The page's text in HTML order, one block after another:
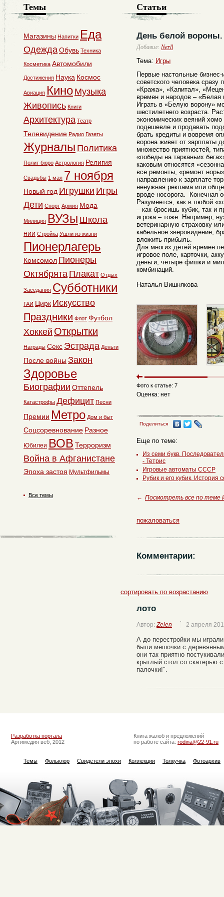
Статьи
День белой вороны.
Добавил: Nerll
Тема: Игры
Первые настольные
советского человека сразу
«Кража», «Капитал»,
времен и народов – «Белая
Играть в «Белую ворону»
шестилетнего возраста.
экономических веяний хомо
подешевле и продавать
брать кредиты и вовремя
ворона живет от зарплаты
множество приятностей,
«победы на тарканьих
каковым относятся
все ремонты, «ремонт
направлению к зарплате
ненужная реклама или
вроде носорога. Конечная
Разумеется, как в любой
– как бросишь кубик, так и
игрока – тоже. Например,
ветеринарную страховку
кабельное зверовидение,
вложить прибыль.
Для многих детей времен
игровое поле, карточки,
деньги, четыре фишки и
комбинаций.
Наталья Вишнякова
Фото к статье: 7
Оценка: нет
Поделиться
Еще по теме:
Из семи букв.
- Тетрис
Игровые автоматы СССР
Рубик и его кубик. История
← Посмотреть все по теме
пожаловаться
Комментарии:
сортировать по возрастанию
лото
Автор:Zelen 2 апреля
А до перестройки мы
были мешочки с
они так приятно
крыглый стол со скатерью
палочки!".
Темы
Магазины Напитки Еда
ОдеждаОбувь Техника
Косметика Автомобили
Достижения Наука Космос
Авиация Кино Музыка
Живопись Книги
Архитектура Театр
Телевидение Радио Газеты
Журналы Политика
Полит бюро Астрология Религия
Свадьбы 1 мая 7 ноября
Новый год Игрушки Игры
Дети Спорт Армия Мода
Милиция ВУЗы Школа
НИИ Стройка Ушли из жизни
Пионерлагерь
Комсомол Пионеры
Октябрята Плакат Отдых
Заседания Субботники
ГАИ Цирк Искусство
Праздники Флот Футбол
Хоккей Открытки
Награды Секс Эстрада Деньги
После войны Закон
Здоровье
Биографии Оттепель
Катастрофы Дефицит Песни
Премии Метро Дом и быт
Соцсоревнование Разное
Юбилеи ВОВ Терроризм
Война в Афганистане
Эпоха застоя Мультфильмы
Все темы
Разработка портала
Артимедия веб, 2012
Книга жалоб и предложений
по работе сайта: rodina@22-91.ru
Темы Фольклор Свидетели эпохи Коллекции Толкучка Фотоархив